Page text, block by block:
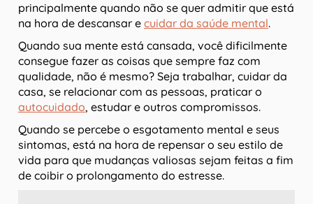
principalmente quando não se quer admitir que está
na hora de descansar e cuidar da saúde mental.
Quando sua mente está cansada, você dificilmente
consegue fazer as coisas que sempre faz com
qualidade, não é mesmo? Seja trabalhar, cuidar da
casa, se relacionar com as pessoas, praticar o
autocuidado, estudar e outros compromissos.
Quando se percebe o esgotamento mental e seus
sintomas, está na hora de repensar o seu estilo de
vida para que mudanças valiosas sejam feitas a fim
de coibir o prolongamento do estresse.